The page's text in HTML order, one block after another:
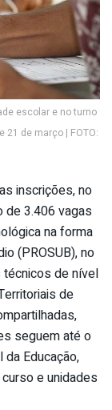
escolar e no turno
21 de março | FOTO:
inscrições, no
de 3.406 vagas
na forma
(PROSUB), no
de nível
de
seguem até o
Educação,
e unidades